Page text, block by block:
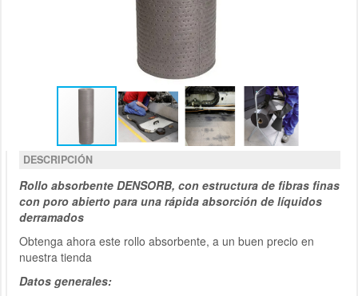
DESCRIPCIÓN
Rollo absorbente DENSORB, con estructura de fibras finas
con poro abierto para una rápida absorción de líquidos
derramados
Obtenga ahora este rollo absorbente, a un buen precio en
nuestra tienda
Datos generales: